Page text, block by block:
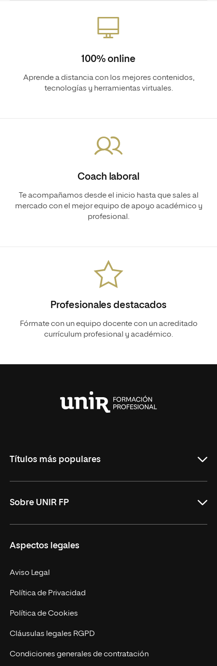
100% online
Aprende a distancia con los mejores contenidos,
tecnologías y herramientas virtuales.
Coach laboral
Te acompañamos desde el inicio hasta que sales al
mercado con el mejor equipo de apoyo académico y
profesional.
Profesionales destacados
Fórmate con un equipo docente con un acreditado
currículum profesional y académico.
Títulos más populares
DAM Online
DAW Online
Administración y Finanzas Online
Marketing y Publicidad Online
Sobre UNIR FP
Revista UNIR FP
Grados superiores
Becas para Formación Profesional
Aspectos legales
Aviso Legal
Política de Privacidad
Política de Cookies
Cláusulas legales RGPD
Condiciones generales de contratación